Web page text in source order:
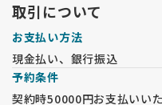
取引について
お支払い方法
現金払い、銀行振込
予約条件
契約時50000円お支払いいた